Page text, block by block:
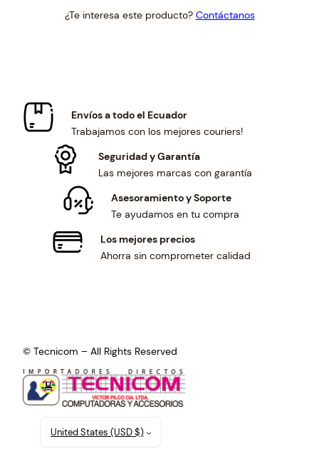
was:
is:
¿Te interesa este producto? Contáctanos
Envíos a todo el Ecuador
Trabajamos con los mejores couriers!
Seguridad y Garantía
Las mejores marcas con garantía
Asesoramiento y Soporte
Te ayudamos en tu compra
Los mejores precios
Ahorra sin comprometer calidad
© Tecnicom – All Rights Reserved
United States (USD $)